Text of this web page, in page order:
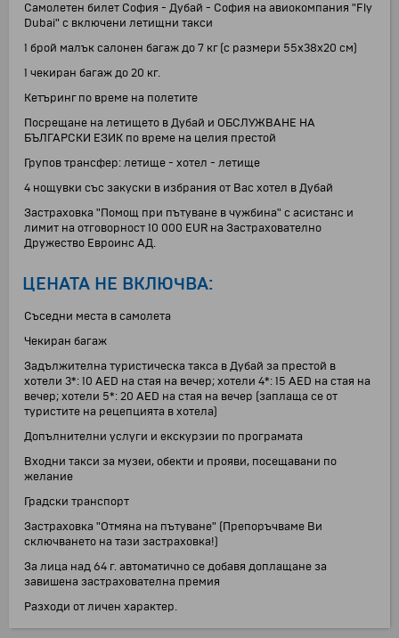
Самолетен билет София - Дубай - София на авиокомпания "Fly
Dubai" с включени летищни такси
1 брой малък салонен багаж до 7 кг (с размери 55x38x20 см)
1 чекиран багаж до 20 кг.
Kетъринг по време на полетите
Посрещане на летището в Дубай и ОБСЛУЖВАНЕ НА
БЪЛГАРСКИ ЕЗИК по време на целия престой
Групов трансфер: летище - хотел - летище
4 нощувки със закуски в избрания от Вас хотел в Дубай
Застраховка "Помощ при пътуване в чужбина" с асистанс и
лимит на отговорност 10 000 EUR на Застрахователно
Дружество Евроинс АД.
ЦЕНАТА НЕ ВКЛЮЧВА:
Съседни места в самолета
Чекиран багаж
Задължителна туристическа такса в Дубай за престой в
хотели 3*: 10 AED на стая на вечер; хотели 4*: 15 AED на стая на
вечер; хотели 5*: 20 AED на стая на вечер (заплаща се от
туристите на рецепцията в хотела)
Допълнителни услуги и екскурзии по програмата
Входни такси за музеи, обекти и прояви, посещавани по
желание
Градски транспорт
Застраховка "Отмяна на пътуване" (Препоръчваме Ви
сключването на тази застраховка!)
За лица над 64 г. автоматично се добавя доплащане за
завишена застрахователна премия
Разходи от личен характер.